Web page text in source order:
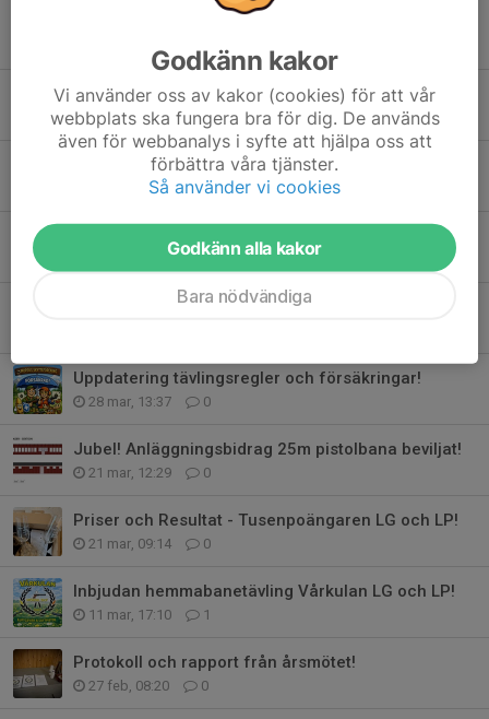
Arbetsdag på Skyttecentrum söndag 24 maj!
10 maj, 12:40 0
Viktigt om byggarbetsplats 25m-banan!
26 apr, 14:02 0
17 apr, 07:49 0
Bilder från bygget på 25m-banan!
Uppdatering tävlingsregler och försäkringar!
28 mar, 13:37 0
Jubel! Anläggningsbidrag 25m pistolbana beviljat!
21 mar, 12:29 0
Priser och Resultat - Tusenpoängaren LG och LP!
21 mar, 09:14 0
Inbjudan hemmabanetävling Vårkulan LG och LP!
11 mar, 17:10 1
Protokoll och rapport från årsmötet!
27 feb, 08:20 0
Godkänn kakor
Vi använder oss av kakor (cookies) för att vår
webbplats ska fungera bra för dig. De används
även för webbanalys i syfte att hjälpa oss att
förbättra våra tjänster.
Så använder vi cookies
Godkänn alla kakor
Bara nödvändiga